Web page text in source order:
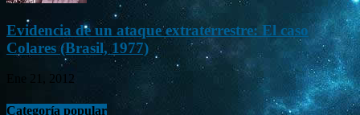
Evidencia de un ataque extraterrestre: El caso
Colares (Brasil, 1977)
Ene 21, 2012
Categoría popular